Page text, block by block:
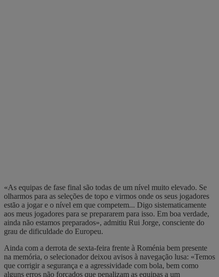
«As equipas de fase final são todas de um nível muito elevado. Se
olharmos para as seleções de topo e virmos onde os seus jogadores
estão a jogar e o nível em que competem... Digo sistematicamente
aos meus jogadores para se prepararem para isso. Em boa verdade,
ainda não estamos preparados», admitiu Rui Jorge, consciente do
grau de dificuldade do Europeu.
Ainda com a derrota de sexta-feira frente à Roménia bem presente
na memória, o selecionador deixou avisos à navegação lusa: «Temos
que corrigir a segurança e a agressividade com bola, bem como
alguns erros não forçados que penalizam as equipas a um